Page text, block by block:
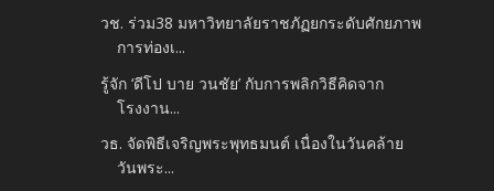
วช. ร่วม38 มหาวิทยาลัยราชภัฏยกระดับศักยภาพ
การท่องเ...
รู้จัก ‘ดีโป บาย วนชัย’ กับการพลิกวิธีคิดจาก
โรงงาน...
วธ. จัดพิธีเจริญพระพุทธมนต์ เนื่องในวันคล้าย
วันพระ...